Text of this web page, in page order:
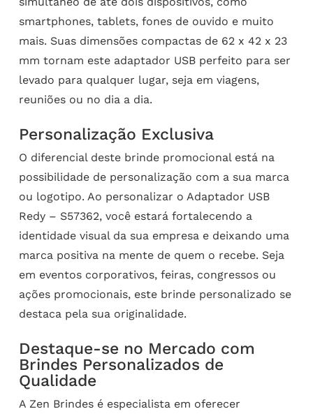
smartphones, tablets, fones de ouvido e muito
mais. Suas dimensões compactas de 62 x 42 x 23
mm tornam este adaptador USB perfeito para ser
levado para qualquer lugar, seja em viagens,
reuniões ou no dia a dia.
Personalização Exclusiva
O diferencial deste brinde promocional está na
possibilidade de personalização com a sua marca
ou logotipo. Ao personalizar o Adaptador USB
Redy – S57362, você estará fortalecendo a
identidade visual da sua empresa e deixando uma
marca positiva na mente de quem o recebe. Seja
em eventos corporativos, feiras, congressos ou
ações promocionais, este brinde personalizado se
destaca pela sua originalidade.
Destaque-se no Mercado com
Brindes Personalizados de
Qualidade
A Zen Brindes é especialista em oferecer